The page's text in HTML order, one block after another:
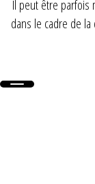
Il peut être parfois
dans le cadre de